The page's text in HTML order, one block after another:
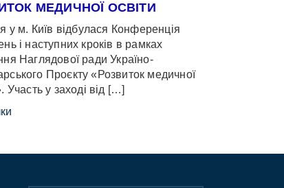
МЕДИЧНОЇ ОСВІТИ
у м. Київ відбулася Конференція
і наступних кроків в рамках
Наглядової ради Україно-
Проєкту «Розвиток медичної
Участь у заході від […]